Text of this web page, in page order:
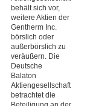
behält sich vor,
weitere Aktien der
Gentherm Inc.
börslich oder
außerbörslich zu
veräußern. Die
Deutsche
Balaton
Aktiengesellschaft
betrachtet die